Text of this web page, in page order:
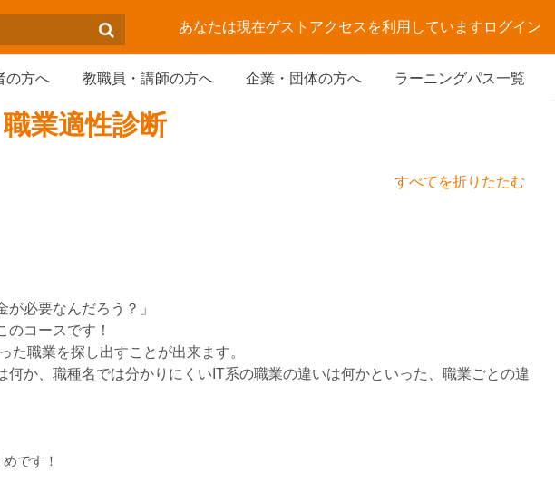
あなたは現在ゲストアクセスを利用しています ログイン
の方へ 教職員・講師の方へ 企業・団体の方へ ラーニングパス一覧
業適性診断
すべてを折りたたむ
必要なんだろう？」
コースです！
た職業を探し出すことが出来ます。
か、職種名では分かりにくいIT系の職業の違いは何かといった、職業ごとの違
です！